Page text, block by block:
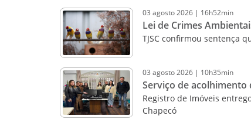
03 agosto2026 | 16h52min
Lei de Crimes
TJSC confirmou sentença
03 agosto2026 | 10h35min
Serviço de acolhimento
Registro de Imóveis
Chapecó